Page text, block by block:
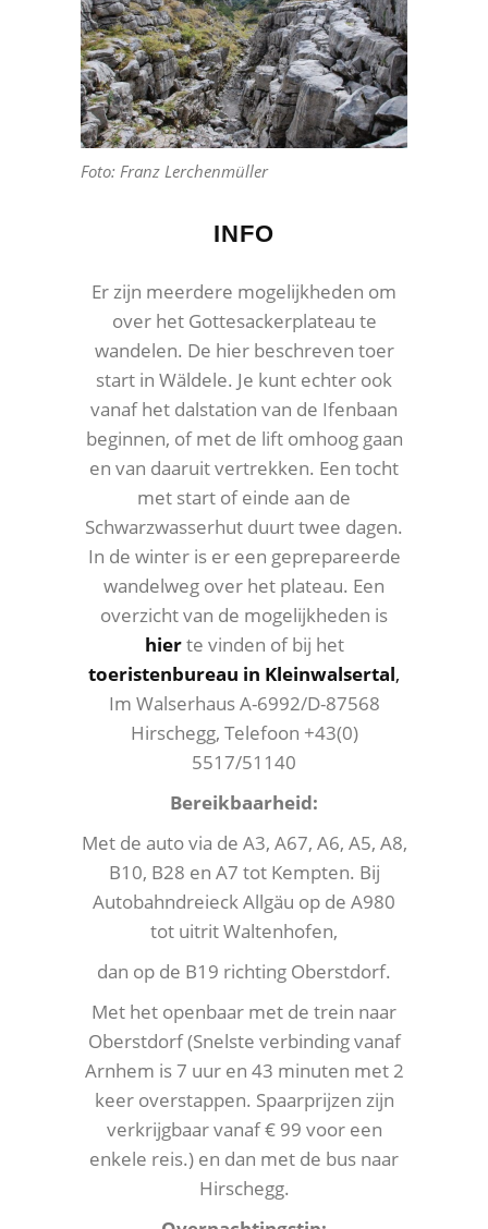
Foto: Franz Lerchenmüller
INFO
Er zijn meerdere mogelijkheden om
over het Gottesackerplateau te
wandelen. De hier beschreven toer
start in Wäldele. Je kunt echter ook
vanaf het dalstation van de Ifenbaan
beginnen, of met de lift omhoog gaan
en van daaruit vertrekken. Een tocht
met start of einde aan de
Schwarzwasserhut duurt twee dagen.
In de winter is er een geprepareerde
wandelweg over het plateau. Een
overzicht van de mogelijkheden is
hierte vinden of bij het
toeristenbureau in Kleinwalsertal,
Im Walserhaus A-6992/D-87568
Hirschegg, Telefoon +43(0)
5517/51140
Bereikbaarheid:
Met de auto via de A3, A67, A6, A5, A8,
B10, B28 en A7 tot Kempten. Bij
Autobahndreieck Allgäu op de A980
tot uitrit Waltenhofen,
dan op de B19 richting Oberstdorf.
Met het openbaar met de trein naar
Oberstdorf (Snelste verbinding vanaf
Arnhem is 7 uur en 43 minuten met 2
keer overstappen. Spaarprijzen zijn
verkrijgbaar vanaf € 99 voor een
enkele reis.) en dan met de bus naar
Hirschegg.